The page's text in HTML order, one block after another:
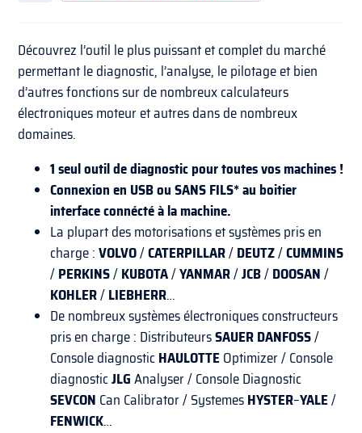
Découvrez l’outil le plus puissant et complet du marché
permettant le diagnostic, l’analyse, le pilotage et bien
d’autres fonctions sur de nombreux calculateurs
électroniques moteur et autres dans de nombreux
domaines.
1 seul outil de diagnostic pour toutes vos machines !
Connexion en USB ou SANS FILS* au boitier
interface connécté à la machine.
La plupart des motorisations et systèmes pris en
charge :VOLVO/CATERPILLAR/DEUTZ/CUMMINS
/PERKINS/KUBOTA/YANMAR/JCB/DOOSAN/
KOHLER/LIEBHERR…
De nombreux systèmes électroniques constructeurs
pris en charge : DistributeursSAUERDANFOSS/
Console diagnosticHAULOTTEOptimizer / Console
diagnosticJLGAnalyser / Console Diagnostic
SEVCON Can Calibrator / SystemesHYSTER–YALE/
FENWICK…